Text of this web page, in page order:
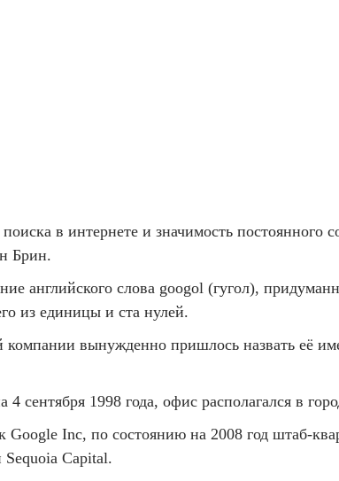
в интернете и значимость постоянного
Брин.
английского слова googol (гугол),
из единицы и ста нулей.
компании вынужденно пришлось назвать её
4 сентября 1998 года, офис располагался в
Google Inc, по состоянию на 2008 год штаб-
Capital.